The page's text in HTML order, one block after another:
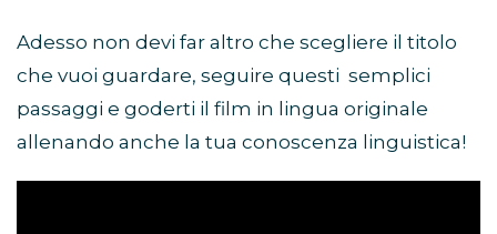
Adesso non devi far altro che scegliere il titolo
che vuoi guardare, seguire questi semplici
passaggi e goderti il film in lingua originale
allenando anche la tua conoscenza linguistica!